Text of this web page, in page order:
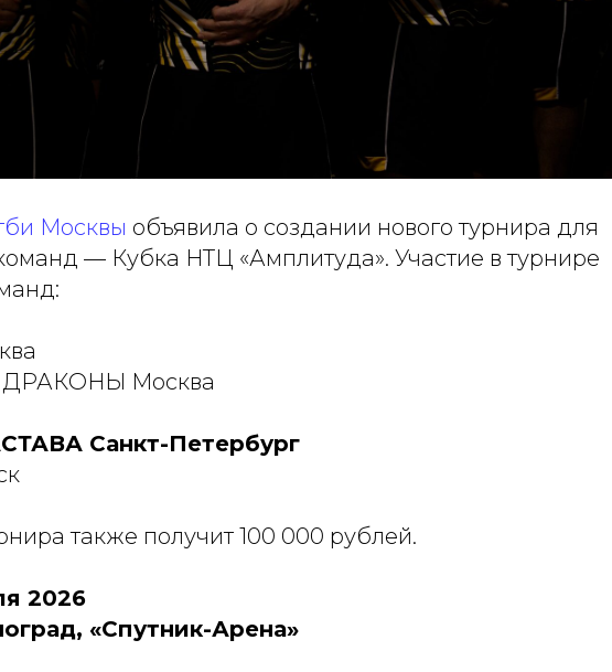
Москвы объявила о создании нового турнира для
— Кубка НТЦ «Амплитуда». Участие в турнире
Москва
Санкт-Петербург
также получит 100 000 рублей.
2026
«Спутник-Арена»